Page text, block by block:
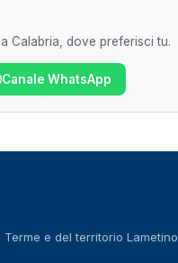
Calabria, dove preferisci tu.
Canale WhatsApp
e del territorio Lametino